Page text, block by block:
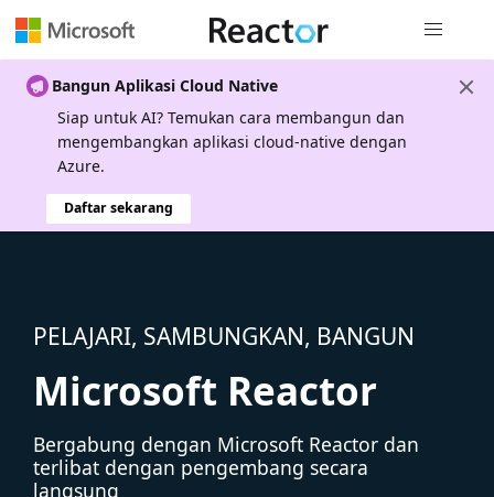
Bangun Aplikasi Cloud Native
Siap untuk AI? Temukan cara membangun dan
mengembangkan aplikasi cloud-native dengan
Azure.
Daftar sekarang
PELAJARI, SAMBUNGKAN, BANGUN
Microsoft Reactor
Bergabung dengan Microsoft Reactor dan
terlibat dengan pengembang secara
langsung